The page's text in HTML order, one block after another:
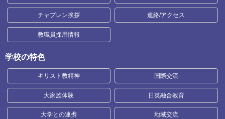
チャプレン挨拶 連絡/アクセス
教職員採用情報
学校の特色
キリスト教精神 国際交流
大家族体験 日英融合教育
大学との連携 地域交流